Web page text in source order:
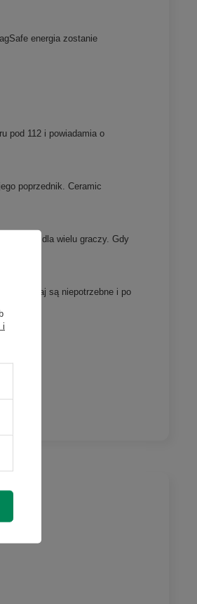
energia zostanie
pod 112 i powiadamia o
poprzednik. Ceramic
online dla wielu graczy. Gdy
zazwyczaj są niepotrzebne i po
i